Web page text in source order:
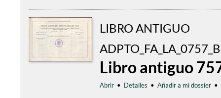
LIBRO ANTIGUO
Libro antiguo
Abrir • Detalles • Añadir a mi dossier •